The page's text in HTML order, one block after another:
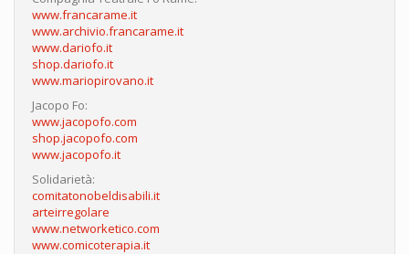
www.francarame.it
www.archivio.francarame.it
www.dariofo.it
shop.dariofo.it
www.mariopirovano.it
Jacopo Fo:
www.jacopofo.com
shop.jacopofo.com
www.jacopofo.it
Solidarietà:
comitatonobeldisabili.it
arteirregolare
www.networketico.com
www.comicoterapia.it